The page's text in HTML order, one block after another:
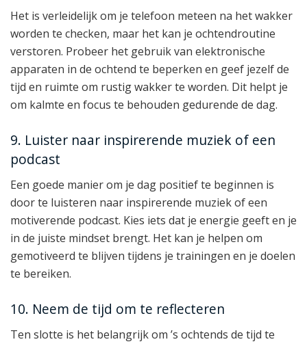
Het is verleidelijk om je telefoon meteen na het wakker
worden te checken, maar het kan je ochtendroutine
verstoren. Probeer het gebruik van elektronische
apparaten in de ochtend te beperken en geef jezelf de
tijd en ruimte om rustig wakker te worden. Dit helpt je
om kalmte en focus te behouden gedurende de dag.
9. Luister naar inspirerende muziek of een
podcast
Een goede manier om je dag positief te beginnen is
door te luisteren naar inspirerende muziek of een
motiverende podcast. Kies iets dat je energie geeft en je
in de juiste mindset brengt. Het kan je helpen om
gemotiveerd te blijven tijdens je trainingen en je doelen
te bereiken.
10. Neem de tijd om te reflecteren
Ten slotte is het belangrijk om ’s ochtends de tijd te